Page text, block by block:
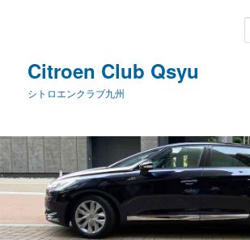
へ
移
動
Citroen Club Qsyu
シトロエンクラブ九州